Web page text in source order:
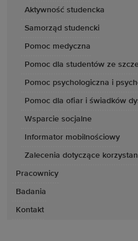
Aktywność studencka
Samorząd studencki
Pomoc medyczna
Pomoc dla studentów ze
Pomoc psychologiczna i
Pomoc dla ofiar i świadków
Wsparcie socjalne
Informator mobilnościowy
Zalecenia dotyczące
Pracownicy
Badania
Kontakt